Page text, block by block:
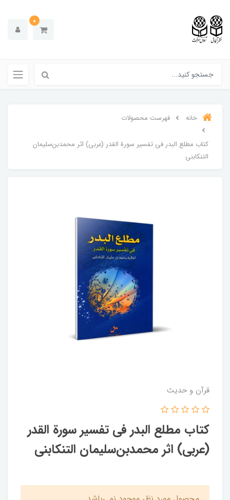
0
خانه فهرست محصولات
کتاب مطلع البدر فی تفسیر سورة القدر (عربی) اثر محمدبن‌سلیمان
التنکابنی
قرآن و حدیث
کتاب مطلع البدر فی تفسیر سورة القدر
(عربی) اثر محمدبن‌سلیمان التنکابنی